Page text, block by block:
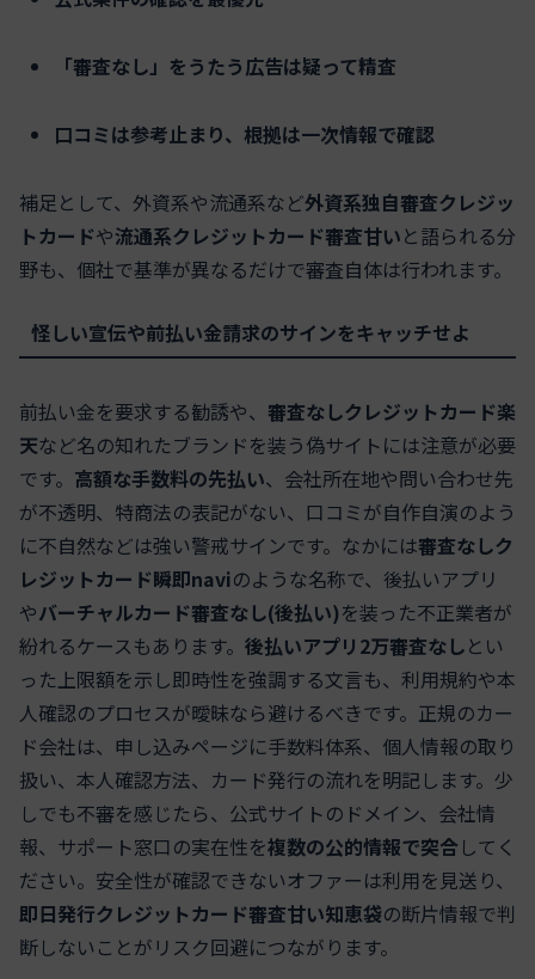
「審査なし」をうたう広告は疑って精査
口コミは参考止まり、根拠は一次情報で確認
補足として、外資系や流通系など外資系独自審査クレジッ
トカードや流通系クレジットカード審査甘いと語られる分
野も、個社で基準が異なるだけで審査自体は行われます。
怪しい宣伝や前払い金請求のサインをキャッチせよ
前払い金を要求する勧誘や、 審査なしクレジットカード楽
天など名の知れたブランドを装う偽サイトには注意が必要
です。 高額な手数料の先払い、会社所在地や問い合わせ先
が不透明、特商法の表記がない、口コミが自作自演のよう
に不自然などは強い警戒サインです。なかには審査なしク
レジットカード瞬即naviのような名称で、後払いアプリ
やバーチャルカード審査なし(後払い)を装った不正業者が
紛れるケースもあります。 後払いアプリ2万審査なしとい
った上限額を示し即時性を強調する文言も、利用規約や本
人確認のプロセスが曖昧なら避けるべきです。正規のカー
ド会社は、申し込みページに手数料体系、個人情報の取り
扱い、本人確認方法、カード発行の流れを明記します。少
しでも不審を感じたら、公式サイトのドメイン、会社情
報、サポート窓口の実在性を複数の公的情報で突合 してく
ださい。安全性が確認できないオファーは利用を見送り、
即日発行クレジットカード審査甘い知恵袋の断片情報で判
断しないことがリスク回避につながります。